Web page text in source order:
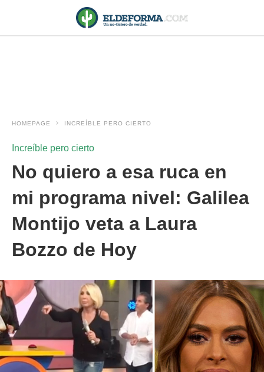
HOMEPAGE INCREÍBLE PERO CIERTO
Increíble pero cierto
No quiero a esa ruca en
mi programa nivel: Galilea
Montijo veta a Laura
Bozzo de Hoy